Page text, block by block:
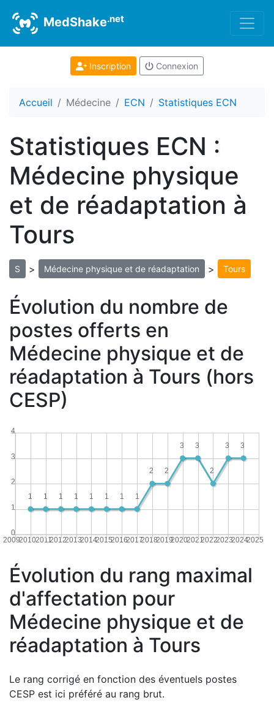
MedShake.net
Inscription Connexion
Accueil Médecine ECN Statistiques ECN
Statistiques ECN :
Médecine physique
et de réadaptation à
Tours
S > Médecine physique et de réadaptation > Tours
Évolution du nombre de
postes offerts en
Médecine physique et de
réadaptation à Tours (hors
CESP)
20092010201120122013201420152016201720182019202020212022202320242025
0
1
2
3
4
3
3
2
3
3
2
2
1
1
1
1
1
1
1
1
Évolution du rang maximal
d'affectation pour
Médecine physique et de
réadaptation à Tours
Le rang corrigé en fonction des éventuels postes
CESP est ici préféré au rang brut.